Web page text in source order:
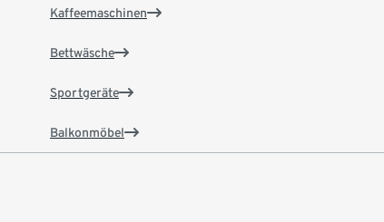
Kaffeemaschinen
Bettwäsche
Sportgeräte
Balkonmöbel